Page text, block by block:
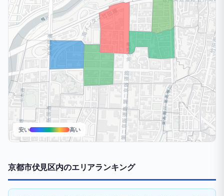
安い 高い
京都市伏見区内のエリアランキング